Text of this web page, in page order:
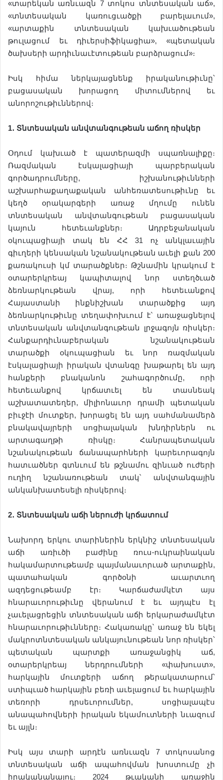
«տարեկան առնւազն 7 տոկոս տնտեսական աճ»,
«տնտեսական կառուցւածքի բարելաւում»,
«արտաքին տնտեսական կախւածութեան
թուլացում եւ դիւերսիֆիկացիա», «պետական
ծախսերի արդիւնաւէտութեան բարձրացում»։
Իսկ հիմա ներկայացնենք իրականութիւնը՝
բացասական խորացող միտումներով եւ
անորոշութիւններով։
1․ Տնտեսական անվտանգութեան աճող ռիսկեր
Օդում կախւած է պատերազմի սպառնալիքը։
Ռազմական էսկալացիայի պարբերական
գործադրումները, իշխանութիւնների
աշխարհաքաղաքական անհեռատեսութիւնը եւ
կեղծ օրակարգերի առաջ մղումը ունեն
տնտեսական անվտանգութեան բացասական
կայուն հետեւանքներ։ Ադրբեջանական
օկուպացիայի տակ են ՀՀ 31 ոչ անկլաւային
գիւղերի կենսական նշանակութեան աւելի քան 200
քառակուսի կմ տարածքներ։ Թշնամին կրակում է
օտարերկրեայ կապիտալով նոր ստեղծւած
ձեռնարկութեան վրայ, որի հետեւանքով
Հայաստանի ինքնիշխան տարածքից այդ
ձեռնարկութիւնը տեղափոխւում է՝ առաջացնելով
տնտեսական անվտանգութեան լրջագոյն ռիսկեր։
Հանքարդիւնաբերական նշանակութեան
տարածքի օկուպացիան եւ նոր ռազմական
էսկալացիայի իրական վտանգը խաթարել են այդ
հանքերի բնականոն շահագործումը, որի
հետեւանքով կրճատւել են տասնեակ
աշխատատեղեր, միլիոնաւոր դրամի պետական
բիւջէի մուտքեր, խորացել են այդ սահմանամերձ
բնակավայրերի սոցիալական խնդիրներն ու
արտագաղթի ռիսկը։ Հանրապետական
նշանակութեան ճանապարհների կարեւորագոյն
հատւածներ գտնւում են թշնամու զինւած ուժերի
ուղիղ նշանառութեան տակ՝ անվտանգային
անկանխատեսելի ռիսկերով։
2․ Տնտեսական աճի ներուժի կրճատում
Նախորդ երկու տարիներին երկնիշ տնտեսական
աճի առիւծի բաժինը ռուս-ուկրաինական
հակամարտութեամբ պայմանաւորւած արտաքին,
պատահական գործօնի աւարտւող
ազդեցութեամբ էր։ Կարճաժամկէտ այս
հնարաւորութիւնը վերանում է եւ այդպէս էլ
չաւելացրեցին տնտեսական աճի երկարաժամկէտ
հնարաւորութիւնները։ Հակառակը՝ առաջ են եկել
մակրոտնտեսական անկայունութեան նոր ռիսկեր՝
պետական պարտքի առաջանցիկ աճ,
օտարերկրեայ ներդրումների «փախուստ»,
հարկային մուտքերի աճող թերակատարում՝
ստիպւած հարկային բեռի աւելացում եւ հարկային
տեռորի դրսեւորումներ, սոցիալապէս
անապահովների իրական եկամուտների նւազում
եւ այլն։
Իսկ այս տարի արդէն առնւազն 7 տոկոսանոց
տնտեսական աճի ապահովման խոստումը չի
իրականանալու։ 2024 թւականի առաջին